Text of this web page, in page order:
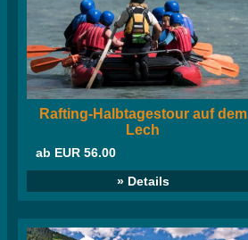
Rafting-Halbtagestour auf dem
Lech
ab EUR 56.00
» Details